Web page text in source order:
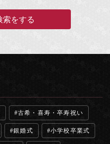
古希・喜寿・卒寿祝い
銀婚式 小学校卒業式